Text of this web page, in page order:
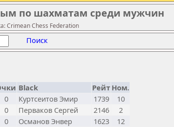
по шахматам среди мужчин
Crimean Chess Federation
Поиск
Black Рейт Ном.
0 Куртсеитов Эмир 1739
10
0 Перваков Сергей 2146
2
0 Османов Энвер 1623
12